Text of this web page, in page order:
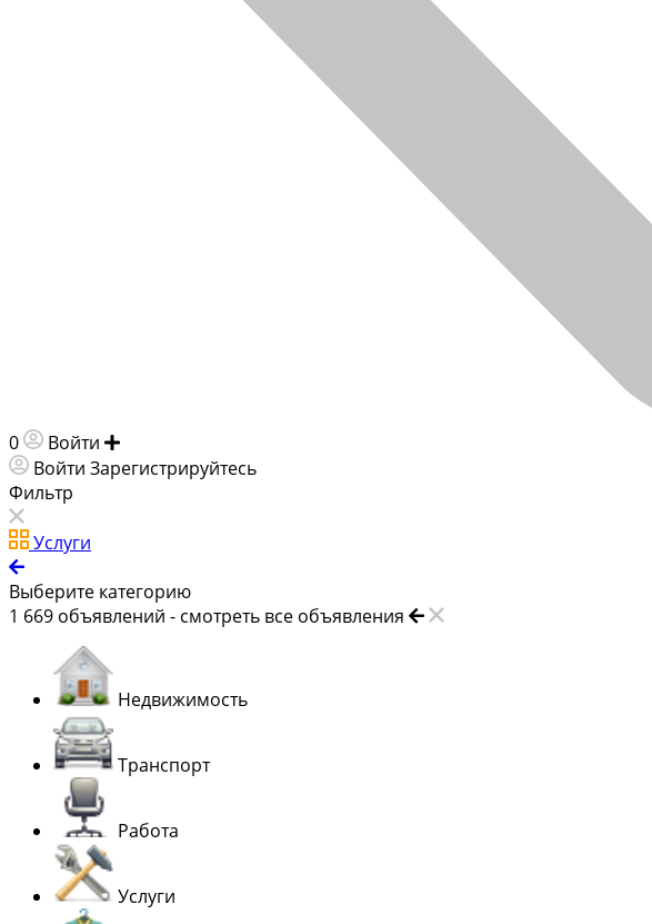
0 Войти
Войти Зарегистрируйтесь
Фильтр
Услуги
Выберите категорию
1 669 объявлений - смотреть все объявления
Недвижимость
Транспорт
Работа
Услуги